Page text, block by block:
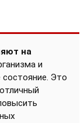
на
и
Это